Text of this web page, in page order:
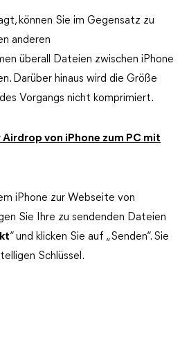
können Sie im Gegensatz zu
anderen
überall Dateien zwischen iPhone
Darüber hinaus wird die Größe
Vorgangs nicht komprimiert.
von iPhone zum PC mit
iPhone zur Webseite von
Sie Ihre zu sendenden Dateien
“ und klicken Sie auf „Senden“. Sie
Schlüssel.